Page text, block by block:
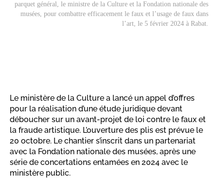
parquet général, le ministre de la Culture et la Fondation nationale des
musées, pour combattre efficacement le faux et l’usage de faux dans
l’art, le 5 février 2024 à Rabat.
Le ministère de la Culture a lancé un appel d’offres
pour la réalisation d’une étude juridique devant
déboucher sur un avant-projet de loi contre le faux et
la fraude artistique. L’ouverture des plis est prévue le
20 octobre. Le chantier s’inscrit dans un partenariat
avec la Fondation nationale des musées, après une
série de concertations entamées en 2024 avec le
ministère public.